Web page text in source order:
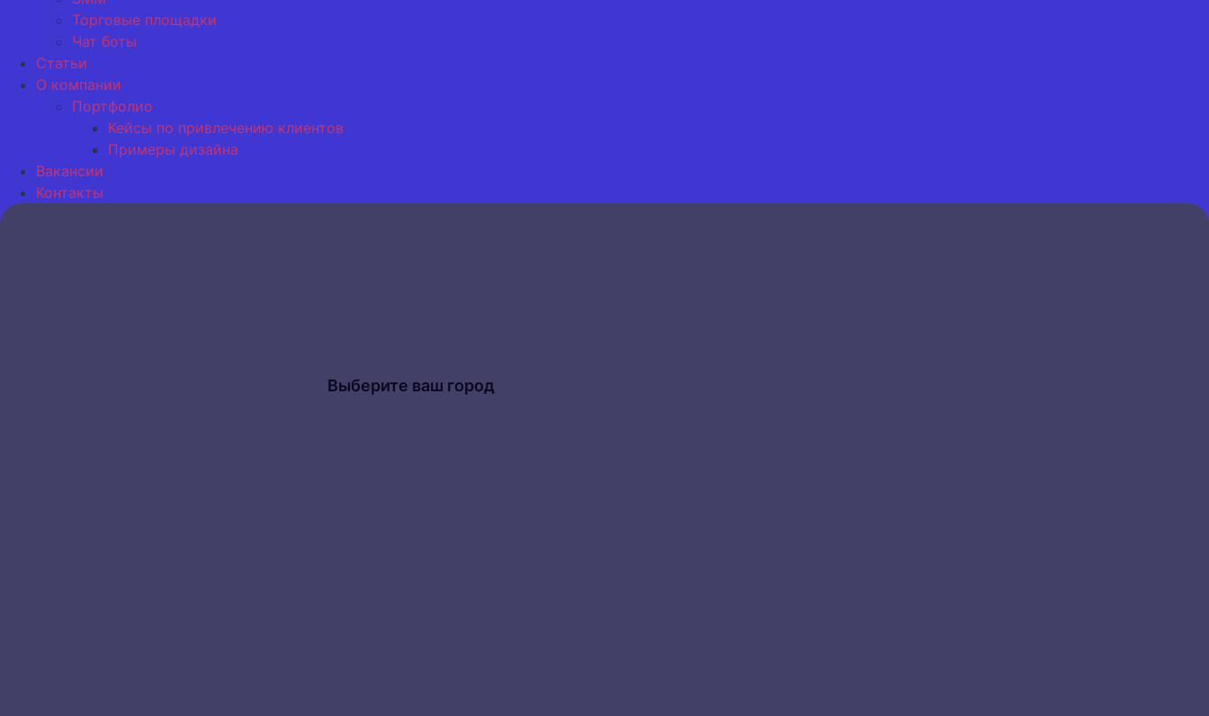
Торговые площадки
Чат боты
Статьи
О компании
Портфолио
Кейсы по привлечению клиентов
Примеры дизайна
Вакансии
Контакты
Выберите ваш город